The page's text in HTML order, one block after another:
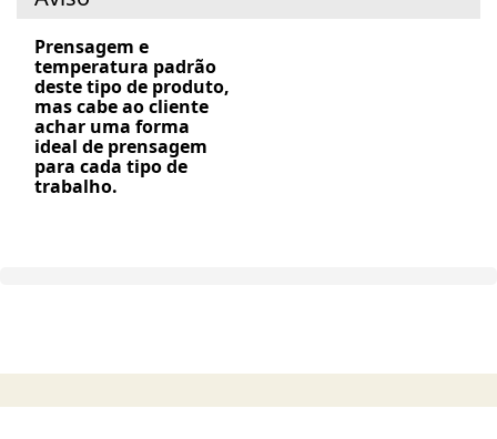
Prensagem e
temperatura padrão
deste tipo de produto,
mas cabe ao cliente
achar uma forma
ideal de prensagem
para cada tipo de
trabalho.